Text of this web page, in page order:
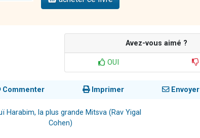
Avez-vous aimé ?
OUI
Commenter Imprimer Envoyer
Harabim, la plus grande Mitsva (Rav Yigal
Cohen)